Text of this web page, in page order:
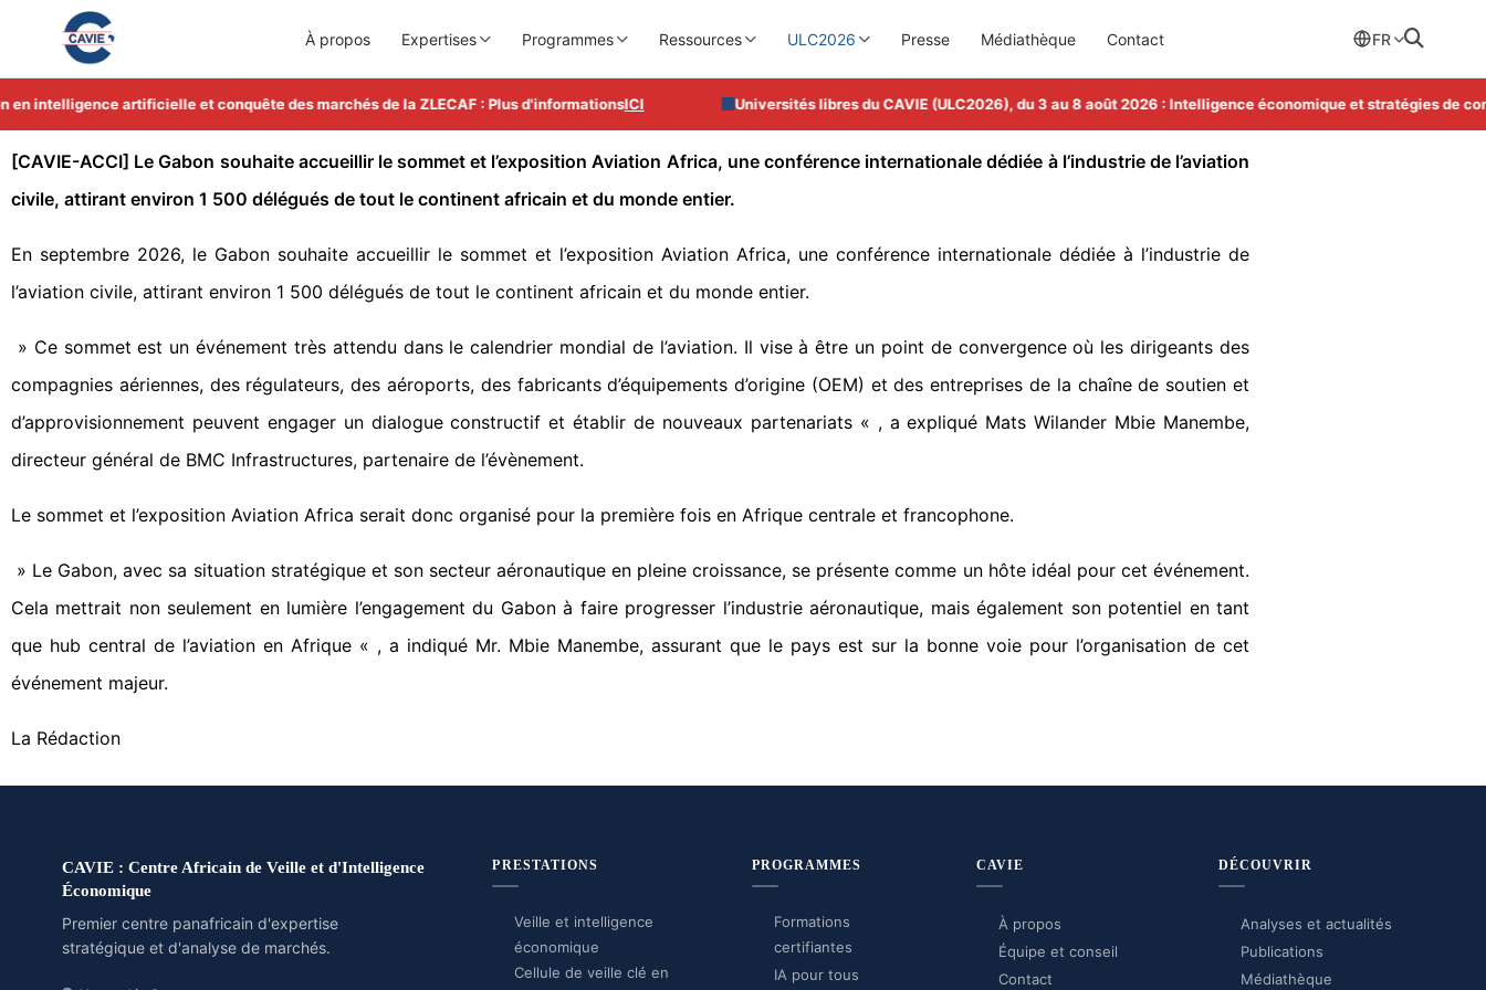
intelligence artificielle et conquête des marchés de la ZLECAF : Plus d'informationsICI Universités libres du CAVIE (ULC2026), du 3 au 8 août 2026 : Intelligence économique et stratégies de
À propos Expertises Programmes Ressources ULC2026 Presse Médiathèque Contact FR
[CAVIE-ACCI] Le Gabon souhaite accueillir le sommet et l’exposition Aviation Africa, une conférence internationale dédiée à l’industrie de l’aviation
civile, attirant environ 1 500 délégués de tout le continent africain et du monde entier.
En septembre 2026, le Gabon souhaite accueillir le sommet et l’exposition Aviation Africa, une conférence internationale dédiée à l’industrie de
l’aviation civile, attirant environ 1 500 délégués de tout le continent africain et du monde entier.
» Ce sommet est un événement très attendu dans le calendrier mondial de l’aviation. Il vise à être un point de convergence où les dirigeants des
compagnies aériennes, des régulateurs, des aéroports, des fabricants d’équipements d’origine (OEM) et des entreprises de la chaîne de soutien et
d’approvisionnement peuvent engager un dialogue constructif et établir de nouveaux partenariats « , a expliqué Mats Wilander Mbie Manembe,
directeur général de BMC Infrastructures, partenaire de l’évènement.
Le sommet et l’exposition Aviation Africa serait donc organisé pour la première fois en Afrique centrale et francophone.
» Le Gabon, avec sa situation stratégique et son secteur aéronautique en pleine croissance, se présente comme un hôte idéal pour cet événement.
Cela mettrait non seulement en lumière l’engagement du Gabon à faire progresser l’industrie aéronautique, mais également son potentiel en tant
que hub central de l’aviation en Afrique « , a indiqué Mr. Mbie Manembe, assurant que le pays est sur la bonne voie pour l’organisation de cet
événement majeur.
La Rédaction
CAVIE : Centre Africain de Veille et d'Intelligence
Économique
Premier centre panafricain d'expertise
stratégique et d'analyse de marchés.
PRESTATIONS
Veille et intelligence
économique
Cellule de veille clé en
PROGRAMMES
Formations
certifiantes
IA pour tous
CAVIE
À propos
Équipe et conseil
Contact
DÉCOUVRIR
Analyses et actualités
Publications
Médiathèque